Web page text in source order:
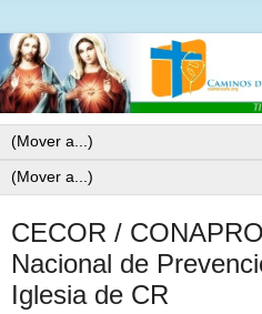
CECOR /
Nacional de
Iglesia de CR